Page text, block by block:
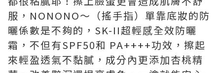
服，NONONO～（搖手指）單靠底妝的防
曬係數是不夠的，SK-II超輕感全效防曬
霜，不但有SPF50和 PA++++功效，擦起
來輕盈透氣不黏膩，成分內更添加杏桃精